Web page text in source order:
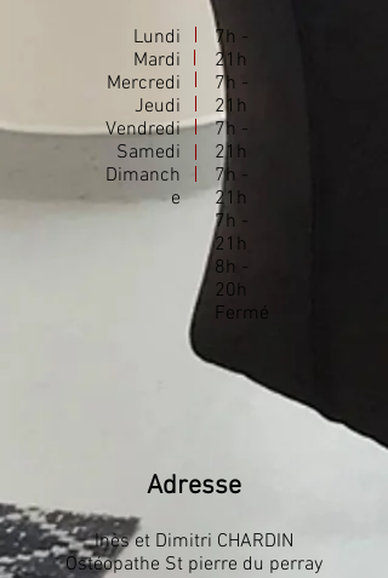
Lundi
Mardi
Mercredi
Jeudi
Vendredi
Samedi
Dimanch
e
7h -
21h
7h -
21h
7h -
21h
7h -
21h
7h -
21h
8h -
20h
Fermé
Adresse
Inès et Dimitri CHARDIN
Ostéopathe St pierre du perray